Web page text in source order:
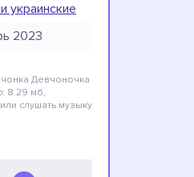
украинские
2023
Девчоночка
8.29 мб,
или слушать музыку